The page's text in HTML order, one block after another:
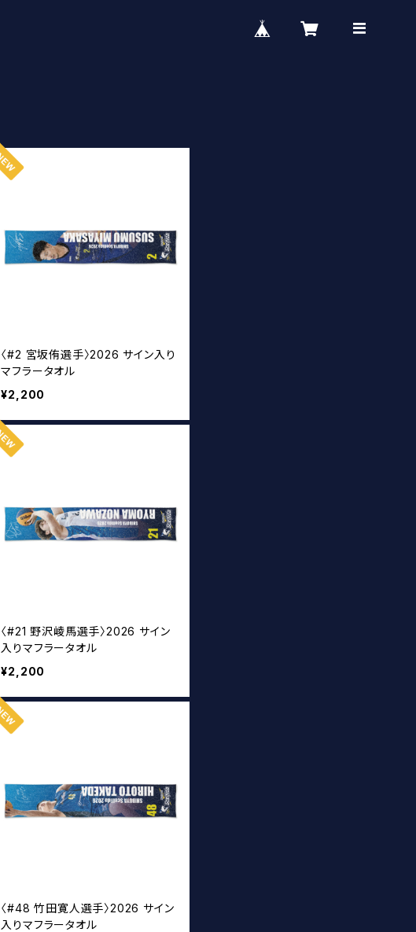
〈#2 宮坂侑選手〉2026 サイン入り
マフラータオル
¥2,200
〈#21 野沢崚馬選手〉2026 サイン
入りマフラータオル
¥2,200
〈#48 竹田寛人選手〉2026 サイン
入りマフラータオル